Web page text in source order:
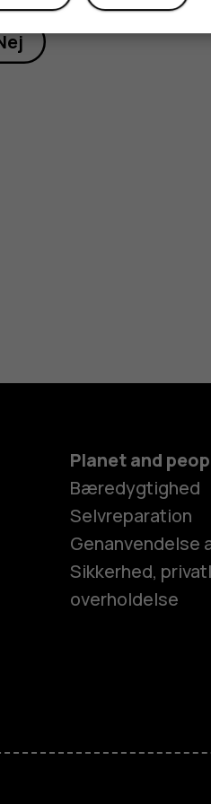
Planet and
Bæredygtighed
Selvreparation
Genanvendelse
Sikkerhed,
overholdelse